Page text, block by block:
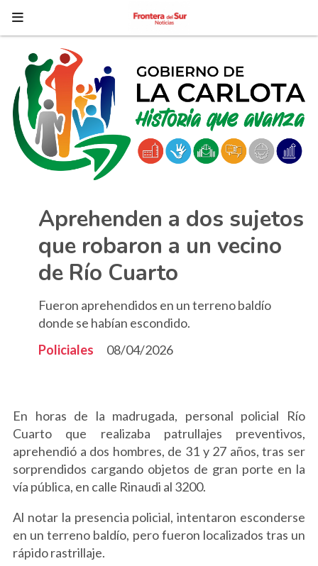
Aprehenden a dos sujetos
que robaron a un vecino
de Río Cuarto
Fueron aprehendidos en un terreno baldío
donde se habían escondido.
Policiales
08/04/2026
En horas de la madrugada, personal policial Río
Cuarto que realizaba patrullajes preventivos,
aprehendió a dos hombres, de 31 y 27 años, tras ser
sorprendidos cargando objetos de gran porte en la
vía pública, en calle Rinaudi al 3200.
Al notar la presencia policial, intentaron esconderse
en un terreno baldío, pero fueron localizados tras un
rápido rastrillaje.